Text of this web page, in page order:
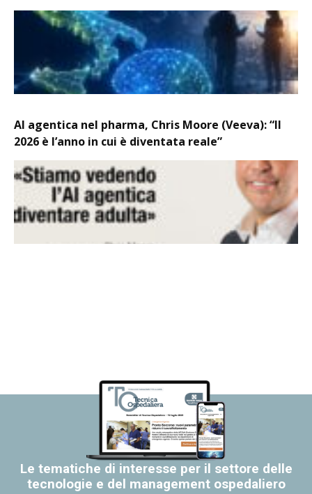
AI agentica nel pharma, Chris Moore (Veeva): “Il
2026 è l’anno in cui è diventata reale”
Le tematiche di interesse per il settore delle
tecnologie e del management ospedaliero